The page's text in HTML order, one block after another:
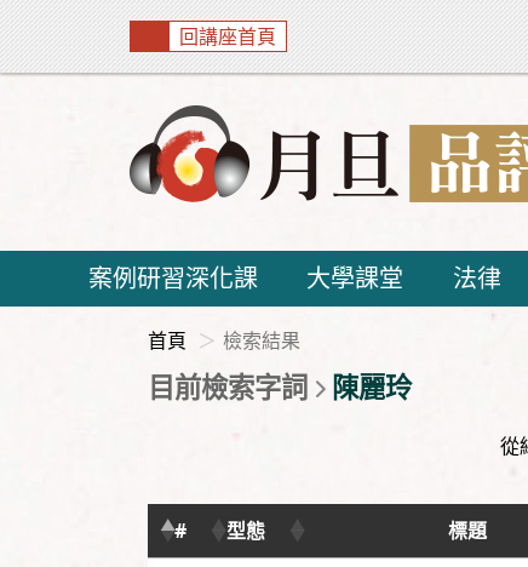
回講座首頁
案例研習深化課 大學課堂 法律
首頁 檢索結果
目前檢索字詞 陳麗玲
從
# 型態 標題